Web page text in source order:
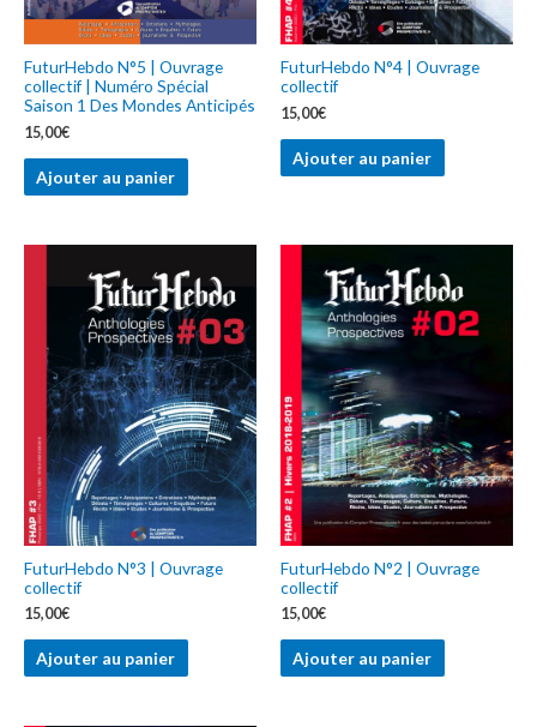
FuturHebdo N°5 | Ouvrage
collectif | Numéro Spécial
Saison 1 Des Mondes Anticipés
15,00€
Ajouter au panier
FuturHebdo N°4 | Ouvrage
collectif
15,00€
Ajouter au panier
FuturHebdo N°3 | Ouvrage
collectif
15,00€
Ajouter au panier
FuturHebdo N°2 | Ouvrage
collectif
15,00€
Ajouter au panier